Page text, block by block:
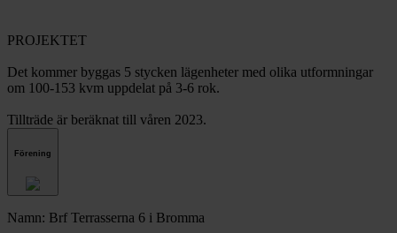
PROJEKTET
Det kommer byggas 5 stycken lägenheter med olika utformningar
om 100-153 kvm uppdelat på 3-6 rok.
Tillträde är beräknat till våren 2023.
Förening
Namn: Brf Terrasserna 6 i Bromma